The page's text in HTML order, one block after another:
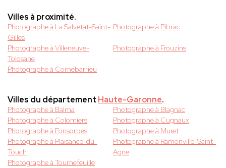
Villes à proximité.
Photographe à La Salvetat-Saint-
Gilles
Photographe à Pibrac
Photographe à Villeneuve-
Tolosane
Photographe à Frouzins
Photographe à Cornebarrieu
Villes du département Haute-Garonne.
Photographe à Balma
Photographe à Blagnac
Photographe à Colomiers
Photographe à Cugnaux
Photographe à Fonsorbes
Photographe à Muret
Photographe à Plaisance-du-
Touch
Photographe à Ramonville-Saint-
Agne
Photographe à Tournefeuille